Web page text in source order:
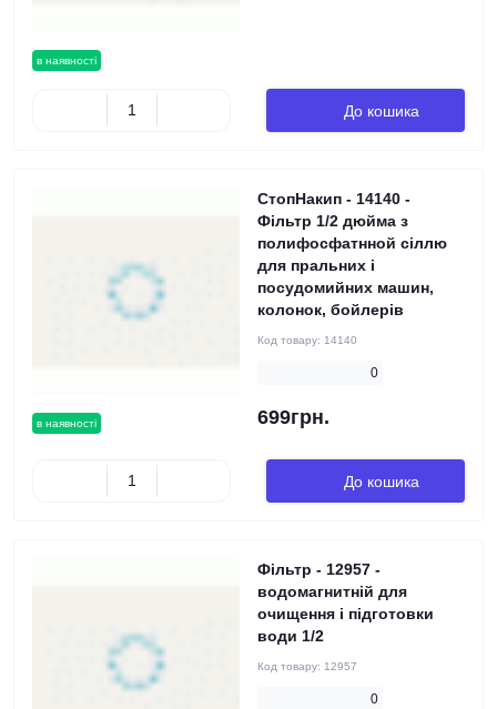
в наявності
До кошика
в наявності
СтопНакип - 14140 -
Фільтр 1/2 дюйма з
полифосфатнной сіллю
для пральних і
посудомийних машин,
колонок, бойлерів
Код товару: 14140
0
699грн.
До кошика
Фільтр - 12957 -
водомагнитній для
очищення і підготовки
води 1/2
Код товару: 12957
0